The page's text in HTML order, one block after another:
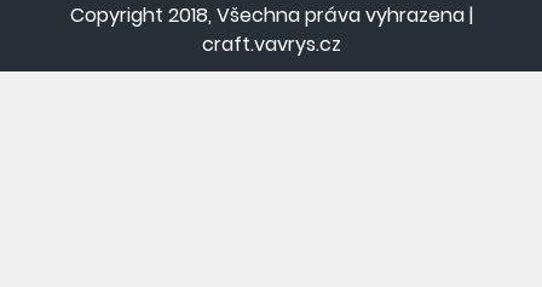
Copyright 2018, Všechna práva vyhrazena |
craft.vavrys.cz